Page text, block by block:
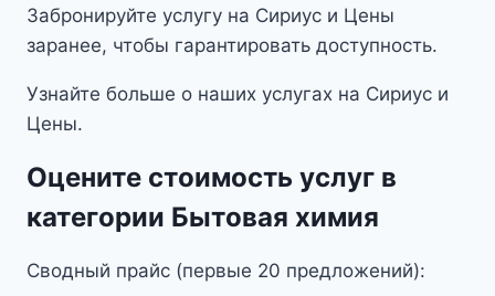
Забронируйте услугу на Сириус и Цены
заранее, чтобы гарантировать доступность.
Узнайте больше о наших услугах на Сириус и
Цены.
Оцените стоимость услуг в
категории Бытовая химия
Сводный прайс (первые 20 предложений):